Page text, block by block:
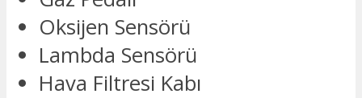
Oksijen Sensörü
Lambda Sensörü
Hava Filtresi Kabı